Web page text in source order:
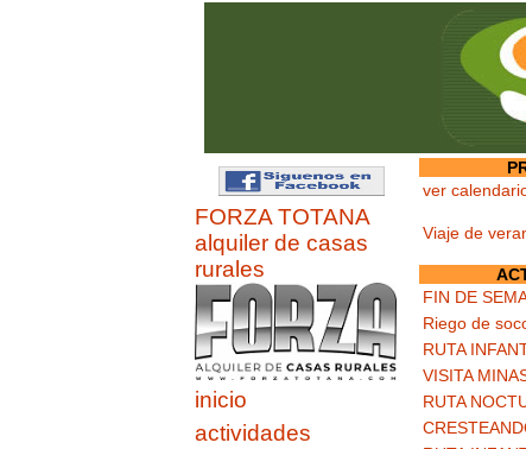
FORZA TOTANA
alquiler de casas
rurales
inicio
actividades
ver
Viaje de
FIN DE
Riego de
RUTA
VISITA
RUTA